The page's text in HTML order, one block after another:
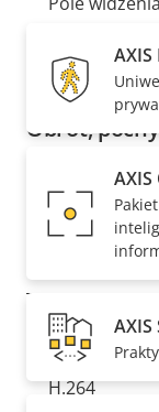
Pole
Obrót,
Opis
Zdalny PTRZ
Kompresja
Opis
Technologia
H.264